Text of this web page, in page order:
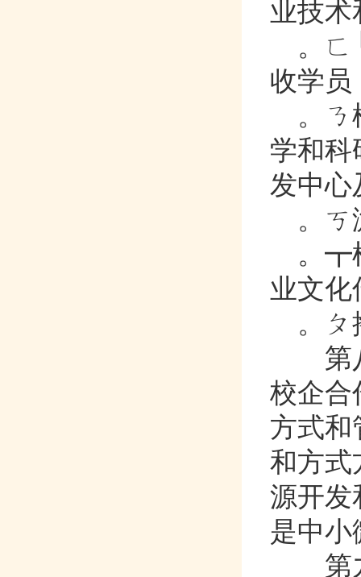
业技术
。
收学员

学和科
发中心


业文化

第
校企合
方式和
和方式
源开发
是中小
第